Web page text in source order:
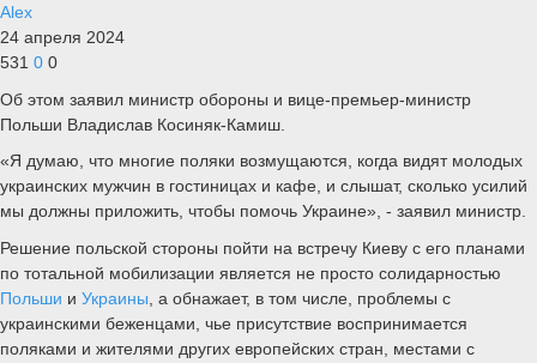
Alex
24 апреля 2024
531 0 0
Об этом заявил министр обороны и вице-премьер-министр
Польши Владислав Косиняк-Камиш.
«Я думаю, что многие поляки возмущаются, когда видят молодых
украинских мужчин в гостиницах и кафе, и слышат, сколько усилий
мы должны приложить, чтобы помочь Украине», - заявил министр.
Решение польской стороны пойти на встречу Киеву с его планами
по тотальной мобилизации является не просто солидарностью
Польши и Украины , а обнажает, в том числе, проблемы с
украинскими беженцами, чье присутствие воспринимается
поляками и жителями других европейских стран, местами с